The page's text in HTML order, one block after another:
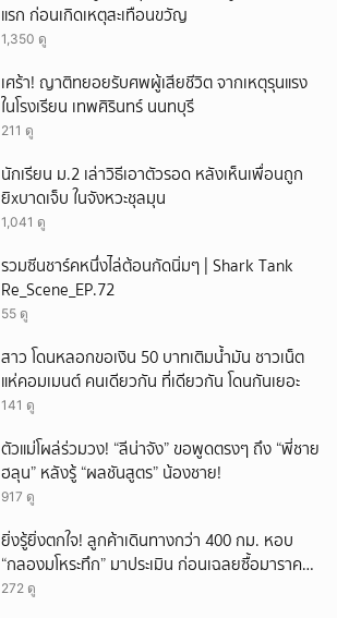
แรก ก่อนเกิดเหตุสะเทือนขวัญ
1,350 ดู
เศร้า! ญาติทยอยรับศพผู้เสียชีวิต จากเหตุรุนแรง
ในโรงเรียน เทพศิรินทร์ นนทบุรี
211 ดู
นักเรียน ม.2 เล่าวิธีเอาตัวรอด หลังเห็นเพื่อนถูก
ยิxบาดเจ็บ ในจังหวะชุลมุน
1,041 ดู
รวมซีนชาร์คหนึ่งไล่ต้อนกัดนิ่มๆ | Shark Tank
Re_Scene_EP.72
55 ดู
สาว โดนหลอกขอเงิน 50 บาทเติมน้ำมัน ชาวเน็ต
แห่คอมเมนต์ คนเดียวกัน ที่เดียวกัน โดนกันเยอะ
141 ดู
ตัวแม่โผล่ร่วมวง! “ลีน่าจัง” ขอพูดตรงๆ ถึง “พี่ชาย
ฮลุน” หลังรู้ “ผลชันสูตร” น้องชาย!
917 ดู
ยิ่งรู้ยิ่งตกใจ! ลูกค้าเดินทางกว่า 400 กม. หอบ
“กลองมโหระทึก” มาประเมิน ก่อนเฉลยซื้อมาราคา
เท่าไหร่?
272 ดู